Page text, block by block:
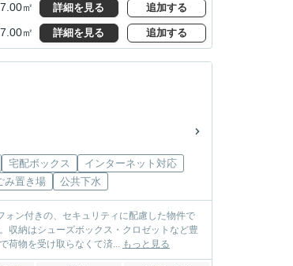
㎡ 詳細を見る 追加する
㎡ 詳細を見る 追加する
宅配ボックス
インターネット対応
み置き場
公共下水
ン付きの、セキュリティに配慮した物件で
収納はシューズボックス・クロゼットなど豊
荷物を受け取らなくて済... もっと見る